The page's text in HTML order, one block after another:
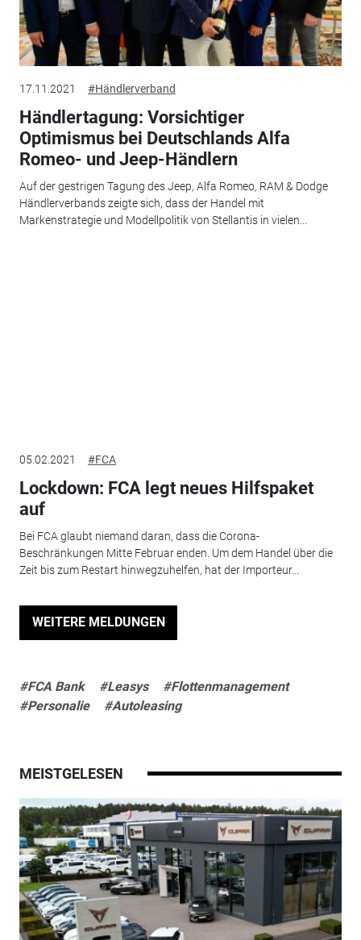
17.11.2021 #Händlerverband
Händlertagung: Vorsichtiger
Optimismus bei Deutschlands Alfa
Romeo- und Jeep-Händlern
Auf der gestrigen Tagung des Jeep, Alfa Romeo, RAM & Dodge
Händlerverbands zeigte sich, dass der Handel mit
Markenstrategie und Modellpolitik von Stellantis in vielen...
05.02.2021 #FCA
Lockdown: FCA legt neues Hilfspaket
auf
Bei FCA glaubt niemand daran, dass die Corona-
Beschränkungen Mitte Februar enden. Um dem Handel über die
Zeit bis zum Restart hinwegzuhelfen, hat der Importeur...
WEITERE MELDUNGEN
#FCA Bank #Leasys
#Flottenmanagement
#Personalie
#Autoleasing
MEISTGELESEN